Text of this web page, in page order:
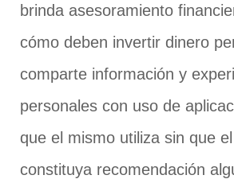
brinda asesoramiento
cómo deben invertir dinero
comparte información y
personales con uso de
que el mismo utiliza sin que
constituya recomendación